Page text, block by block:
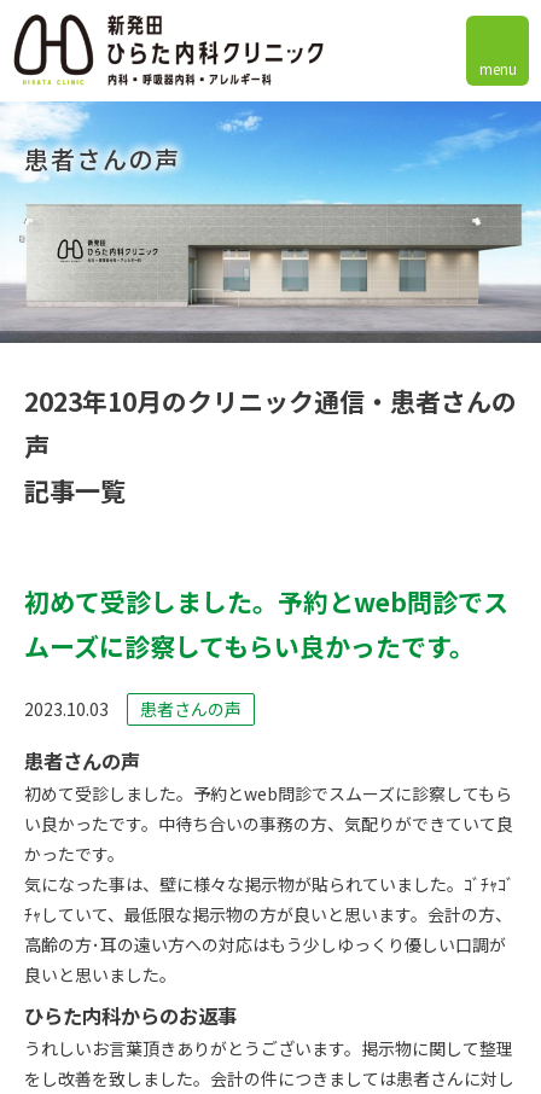
患者さんの声
2023年10月のクリニック通信・患者さんの
声
記事一覧
初めて受診しました。予約とweb問診でス
ムーズに診察してもらい良かったです。
2023.10.03 患者さんの声
患者さんの声
初めて受診しました。予約とweb問診でスムーズに診察してもら
い良かったです。中待ち合いの事務の方、気配りができていて良
かったです。
気になった事は、壁に様々な掲示物が貼られていました。ｺﾞﾁｬｺﾞ
ﾁｬしていて、最低限な掲示物の方が良いと思います。会計の方、
高齢の方･耳の遠い方への対応はもう少しゆっくり優しい口調が
良いと思いました。
ひらた内科からのお返事
うれしいお言葉頂きありがとうございます。掲示物に関して整理
をし改善を致しました。会計の件につきましては患者さんに対し
menu